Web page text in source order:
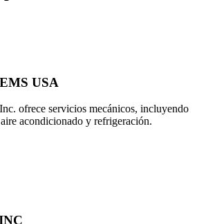
USA
ofrece servicios mecánicos, incluyendo
acondicionado y refrigeración.